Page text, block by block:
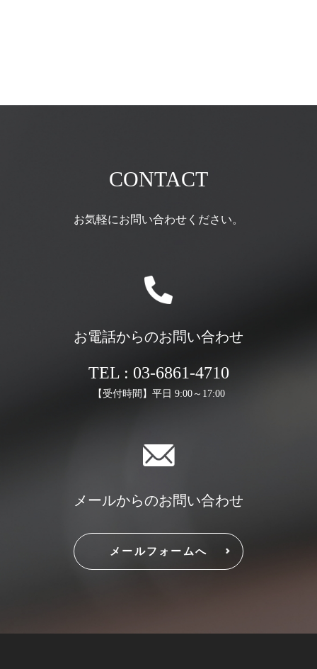
CONTACT
お気軽にお問い合わせください。
お電話からのお問い合わせ
TEL : 03-6861-4710
【受付時間】平日 9:00～17:00
メールからのお問い合わせ
メールフォームへ